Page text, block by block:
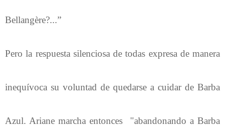
Bellangère?...”
Pero la respuesta silenciosa de todas expresa de manera
inequívoca su voluntad de quedarse a cuidar de Barba
Azul. Ariane marcha entonces "abandonando a Barba